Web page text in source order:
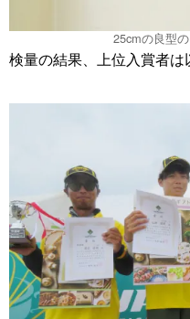
25cmの良型
検量の結果、上位入賞者は